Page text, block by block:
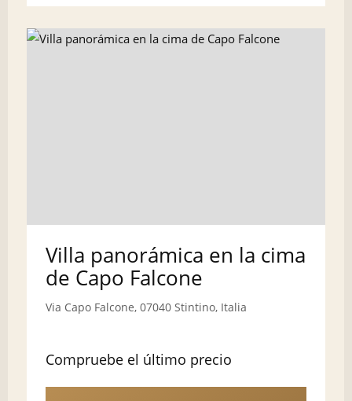
Villa panorámica en la cima
de Capo Falcone
Via Capo Falcone, 07040 Stintino, Italia
Compruebe el último precio